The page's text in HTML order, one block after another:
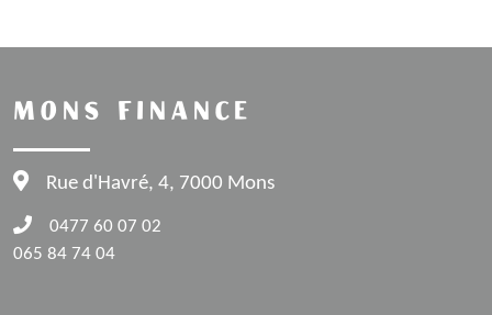
MONS FINANCE
Rue d'Havré, 4, 7000 Mons
0477 60 07 02
065 84 74 04